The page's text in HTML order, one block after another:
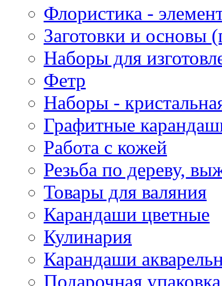
Флористика -
Заготовки и основы
Наборы для
Фетр
Наборы -
Графитные
Работа с кожей
Резьба по дереву,
Товары для валяния
Карандаши цветные
Кулинария
Карандаши
Подарочная упаковка